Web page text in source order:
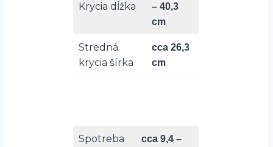
Krycia dĺžka
– 40,3
cm
Stredná
krycia šírka
cca 26,3
cm
Spotreba
cca 9,4 –